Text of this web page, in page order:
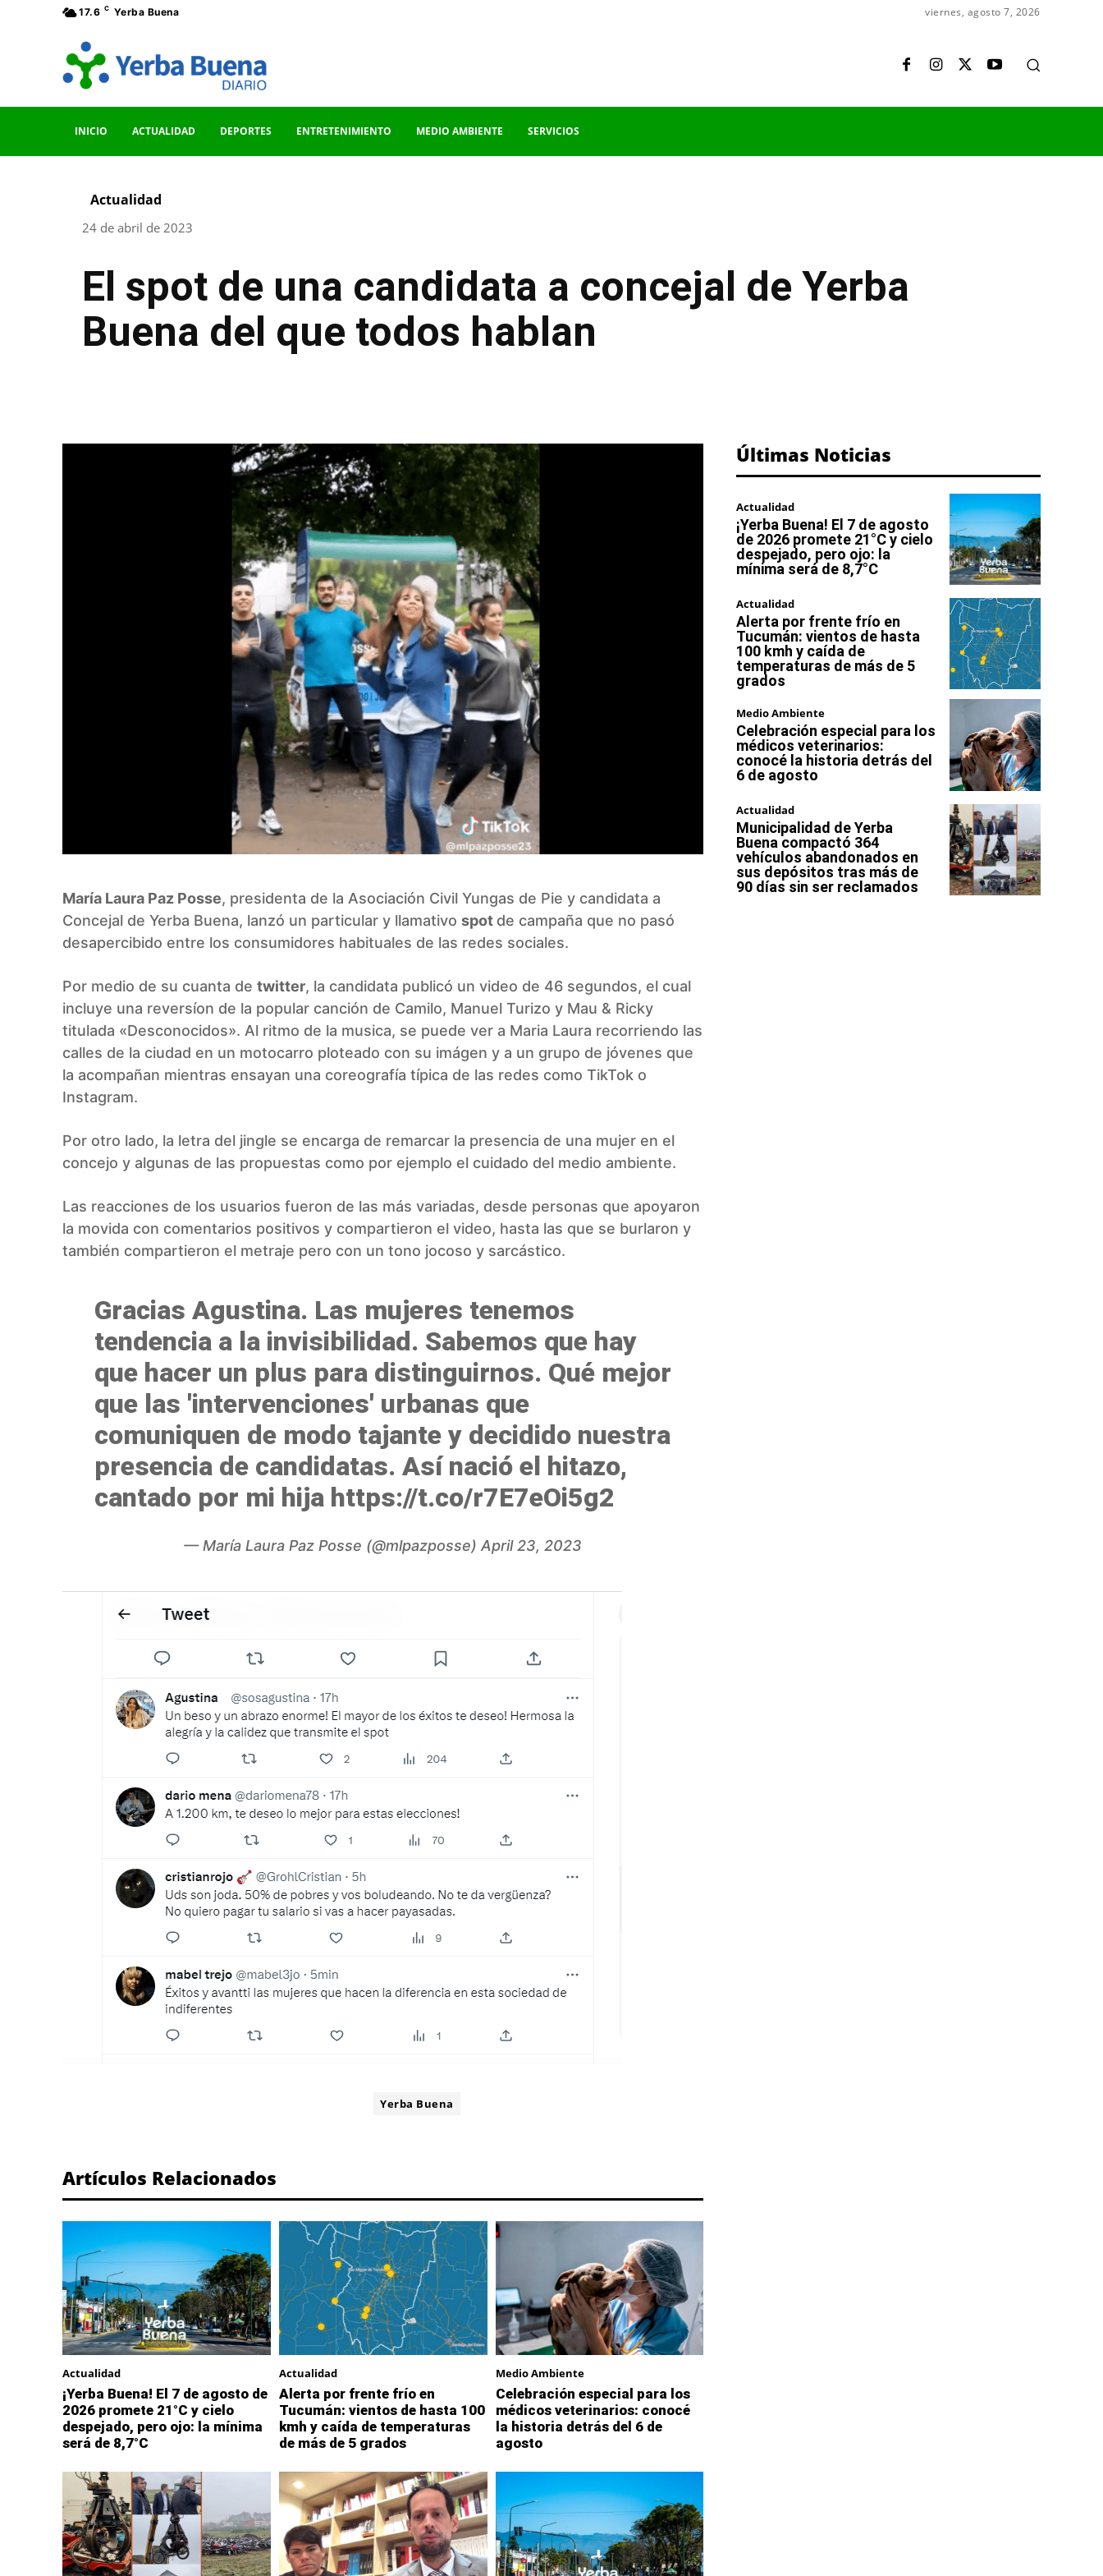
17.6 C Yerba Buena viernes, agosto 7, 2026
INICIO ACTUALIDAD DEPORTES ENTRETENIMIENTO MEDIO AMBIENTE SERVICIOS
Actualidad
24 de abril de 2023
El spot de una candidata a concejal de Yerba
Buena del que todos hablan
María Laura Paz Posse, presidenta de la Asociación Civil Yungas de Pie y candidata a
Concejal de Yerba Buena, lanzó un particular y llamativo spot de campaña que no pasó
desapercibido entre los consumidores habituales de las redes sociales.
Por medio de su cuanta de twitter, la candidata publicó un video de 46 segundos, el cual
incluye una reversíon de la popular canción de Camilo, Manuel Turizo y Mau & Ricky
titulada «Desconocidos». Al ritmo de la musica, se puede ver a Maria Laura recorriendo las
calles de la ciudad en un motocarro ploteado con su imágen y a un grupo de jóvenes que
la acompañan mientras ensayan una coreografía típica de las redes como TikTok o
Instagram.
Por otro lado, la letra del jingle se encarga de remarcar la presencia de una mujer en el
concejo y algunas de las propuestas como por ejemplo el cuidado del medio ambiente.
Las reacciones de los usuarios fueron de las más variadas, desde personas que apoyaron
la movida con comentarios positivos y compartieron el video, hasta las que se burlaron y
también compartieron el metraje pero con un tono jocoso y sarcástico.
Gracias Agustina. Las mujeres tenemos
tendencia a la invisibilidad. Sabemos que hay
que hacer un plus para distinguirnos. Qué mejor
que las 'intervenciones' urbanas que
comuniquen de modo tajante y decidido nuestra
presencia de candidatas. Así nació el hitazo,
cantado por mi hija https://t.co/r7E7eOi5g2
— María Laura Paz Posse (@mlpazposse)April 23, 2023
Yerba Buena
Artículos Relacionados
Actualidad
¡Yerba Buena! El 7 de agosto de
2026 promete 21°C y cielo
despejado, pero ojo: la mínima
será de 8,7°C
Actualidad
Alerta por frente frío en
Tucumán: vientos de hasta 100
kmh y caída de temperaturas
de más de 5 grados
Medio Ambiente
Celebración especial para los
médicos veterinarios: conocé
la historia detrás del 6 de
agosto
Últimas Noticias
Actualidad
¡Yerba Buena! El 7 de agosto
de 2026 promete 21°C y cielo
despejado, pero ojo: la
mínima será de 8,7°C
Actualidad
Alerta por frente frío en
Tucumán: vientos de hasta
100 kmh y caída de
temperaturas de más de 5
grados
Medio Ambiente
Celebración especial para los
médicos veterinarios:
conocé la historia detrás del
6 de agosto
Actualidad
Municipalidad de Yerba
Buena compactó 364
vehículos abandonados en
sus depósitos tras más de
90 días sin ser reclamados